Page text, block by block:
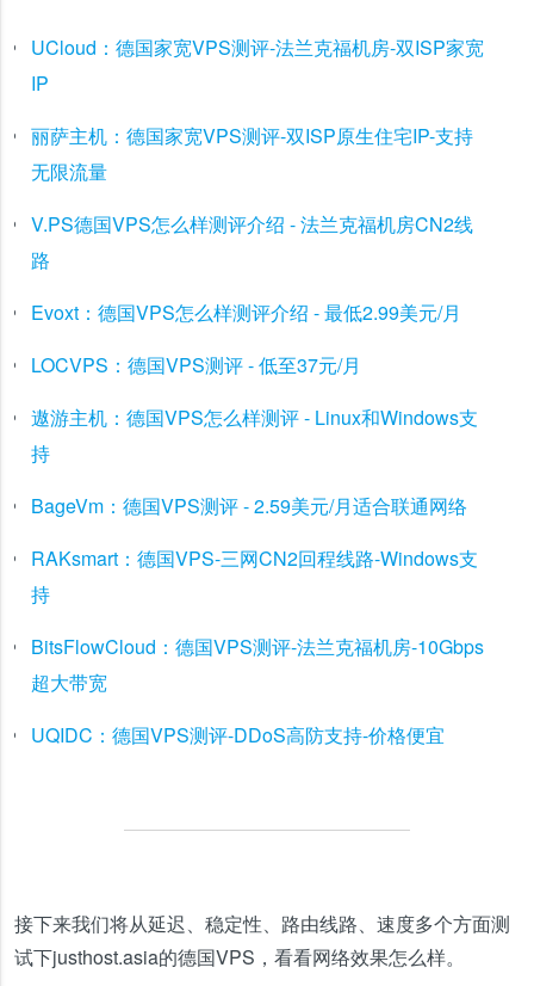
UCloud：德国家宽VPS测评-法兰克福机房-双ISP家宽
IP
丽萨主机：德国家宽VPS测评-双ISP原生住宅IP-支持
无限流量
V.PS德国VPS怎么样测评介绍 - 法兰克福机房CN2线
路
Evoxt：德国VPS怎么样测评介绍 - 最低2.99美元/月
LOCVPS：德国VPS测评 - 低至37元/月
遨游主机：德国VPS怎么样测评 - Linux和Windows支
持
BageVm：德国VPS测评 - 2.59美元/月适合联通网络
RAKsmart：德国VPS-三网CN2回程线路-Windows支
持
BitsFlowCloud：德国VPS测评-法兰克福机房-10Gbps
超大带宽
UQIDC：德国VPS测评-DDoS高防支持-价格便宜
接下来我们将从延迟、稳定性、路由线路、速度多个方面测
试下justhost.asia的德国VPS，看看网络效果怎么样。